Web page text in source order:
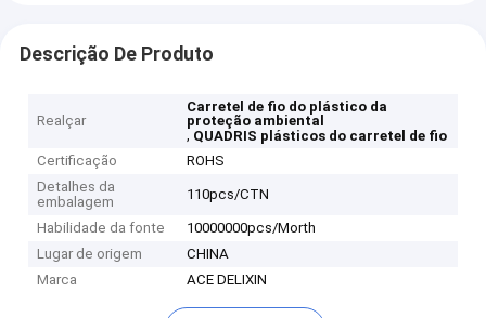
Descrição De Produto
Realçar
Carretel de fio do plástico da
proteção ambiental
, QUADRIS plásticos do carretel de fio
Certificação
ROHS
Detalhes da
embalagem
110pcs/CTN
Habilidade da fonte
10000000pcs/Morth
Lugar de origem
CHINA
Marca
ACE DELIXIN